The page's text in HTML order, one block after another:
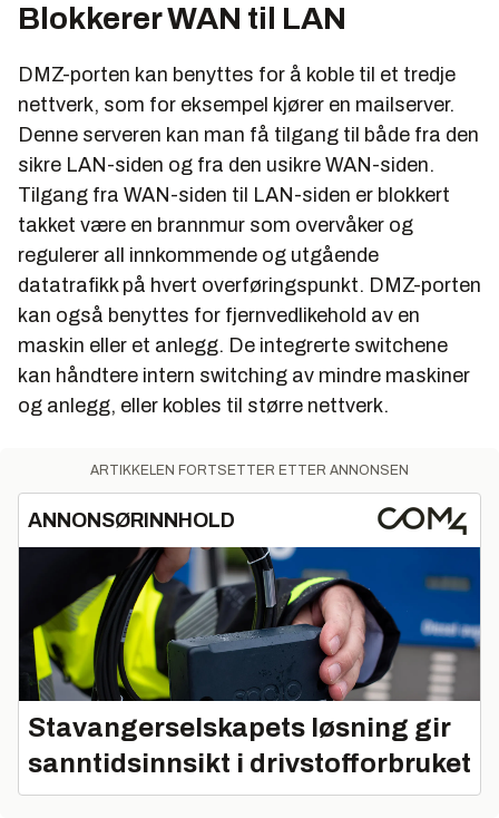
Blokkerer WAN til LAN
DMZ-porten kan benyttes for å koble til et tredje
nettverk, som for eksempel kjører en mailserver.
Denne serveren kan man få tilgang til både fra den
sikre LAN-siden og fra den usikre WAN-siden.
Tilgang fra WAN-siden til LAN-siden er blokkert
takket være en brannmur som overvåker og
regulerer all innkommende og utgående
datatrafikk på hvert overføringspunkt. DMZ-porten
kan også benyttes for fjernvedlikehold av en
maskin eller et anlegg. De integrerte switchene
kan håndtere intern switching av mindre maskiner
og anlegg, eller kobles til større nettverk.
ARTIKKELEN FORTSETTER ETTER ANNONSEN
ANNONSØRINNHOLD
Stavangerselskapets løsning gir
sanntidsinnsikt i drivstofforbruket